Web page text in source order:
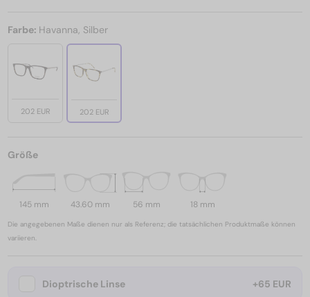
Farbe: Havanna, Silber
202 EUR 202 EUR
Größe
145 mm 43.60 mm 56 mm 18 mm
Die angegebenen Maße dienen nur als Referenz; die tatsächlichen Produktmaße können
variieren.
Dioptrische Linse +65 EUR